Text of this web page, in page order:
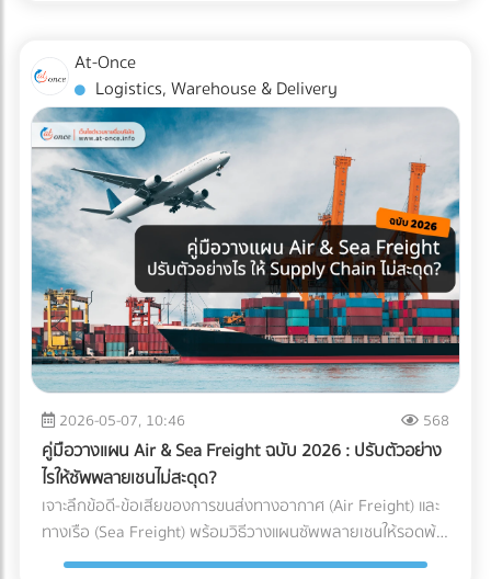
ป้องกันอุบัติเหตุ เหมาะกับใคร?: อาคารที่มีรูปทรงตัว L อยู่แล้ว,
คลังสินค้าที่ต้องการแยกประเภทรถบรรทุกขาเข้าและขาออกแบบ
เด็ดขาด (เช่น รถเทรลเลอร์ส่งของเข้าทางด้านหน้า รถกระบะรับ
ของออกทางด้านข้าง) เช็กลิสต์: เลือก Layout แบบไหนให้ตอบ
โจทย์ที่สุด? หากคุณกำลังจะสร้างคลังสินค้าใหม่ หรือรีโนเวทคลัง
เดิม ลองใช้ 3 คำถามนี้เป็นตัวกรองครับ: ลักษณะอาคารของคุณ
เป็นแบบไหน? (หากมีประตูฝั่งเดียว = บังคับตัว U, หากมีประตู
หน้า-หลัง = ทำตัว I ได้) คุณใช้รถโฟล์คลิฟต์กี่คัน? (ถ้างบจำกัด
และมีรถน้อย การใช้ผังตัว U จะช่วยให้บริหารการใช้รถโฟล์คลิฟต์
ได้คุ้มค่ากว่า) ความเร็วหรือพื้นที่ สำคัญกว่ากัน? (ตัว U เน้น
ประหยัดพื้นที่และยืดหยุ่น ส่วนตัว I เน้นความเร็วและลดคอขวด)
กำลังมองหาผู้เชี่ยวชาญด้านคลังสินค้าอยู่หรือเปล่า? การ
ออกแบบ Layout ที่ดีเป็นเพียงจุดเริ่มต้น การก่อสร้างโครงสร้าง
ที่แข็งแรง การติดตั้งชั้นวาง (Racking System) ที่ได้มาตรฐาน
และการวางระบบคลังสินค้า (WMS) คือฟันเฟืองที่ช่วยให้ธุรกิจ
ของคุณเติบโตอย่างมั่นคง หากคุณกำลังมองหา บริษัทรับเหมา
ก่อสร้างคลังสินค้า, ผู้ให้บริการออกแบบและติดตั้งระบบชั้นวาง
(Racking), หรือผู้ให้บริการ Logistics มืออาชีพ... ไม่ต้องเสีย
เวลาเสิร์ชหาให้ยุ่งยาก!
แต่ยังทำให้ข้อมูลวิ่งตรงเข้าสู่ระบบของสรรพากรอย่างแม่นยำและ
ไร้รอยต่อ 3. กระทบยอด (Reconcile) บัญชีและสต็อกสินค้า
อย่างสม่ำเสมอ ข้อผิดพลาดสุดคลาสสิกของ SME คือการ "ดอง
เอกสาร" ไว้ทำทีเดียวตอนสิ้นปี ซึ่งในยุคที่สรรพากรเห็นข้อมูล e-
Payment ของคุณแทบจะแบบ Real-time การรอแก้ปัญหาตอน
สิ้นปีถือว่าสายเกินไป วิธีแก้: ต้องทำการ "กระทบยอดบัญชี"
ระหว่าง Statement ธนาคาร กับสมุดบัญชีรายวันเป็นประจำ "ทุก
เดือน" รวมถึงต้องมีการนับสต็อกสินค้าให้ตรงกับตัวเลขในระบบ
อยู่เสมอ หากพบความผิดปกติจะได้ปรับปรุงแก้ไขได้ทันท่วงที 3
เหตุผลที่ธุรกิจยุค 2026 ขาด “สำนักงานบัญชีมืออาชีพ” ไม่ได้
การจ้างสำนักงานบัญชีที่ได้มาตรฐาน เป็นได้มากกว่าแค่งาน
ธุรการหรือผู้คีย์ข้อมูล ราคาที่ต้องจ่าย "ไม่ใช่ความสิ้นเปลือง แต่
คือการลงทุน" ที่ช่วยชี้ชะตาความอยู่รอดขององค์กรด้วย 3
เหตุผลหลัก ดังนี้: 1. เป็นเครื่องดักจับ Red Flags ก่อนถึงมือ AI
สรรพากร สำนักงานบัญชีมืออาชีพ (ที่มี CPA หรือ CPD ดูแล) จะ
ทำหน้าที่เป็น “แนวป้องกันแรก” ตรวจสอบความสอดคล้องของ
ตัวเลข (Reconciliation) เทียบเคียงสัดส่วนรายได้และค่าใช้จ่ายให้
สมเหตุสมผล และช่วยอุดรอยรั่วของข้อมูลก่อนยื่นต่อกรม
สรรพากร 2. เปลี่ยนผ่านการยื่นเอกสารกระดาษ สู่ Digital Tax
อย่างไร้รอยต่อ สำนักงานบัญชียุคใหม่จะมีเครื่องมือและ
At-Once
Logistics, Warehouse & Delivery
2026-05-07, 10:46 568
คู่มือวางแผน Air & Sea Freight ฉบับ 2026 : ปรับตัวอย่าง
ไรให้ซัพพลายเชนไม่สะดุด?
เจาะลึกข้อดี-ข้อเสียของการขนส่งทางอากาศ (Air Freight) และ
ทางเรือ (Sea Freight) พร้อมวิธีวางแผนซัพพลายเชนให้รอดพ้น
ทุกวิกฤต ค้นหาพาร์ทเนอร์โลจิสติกส์ได้ที่ At-Once